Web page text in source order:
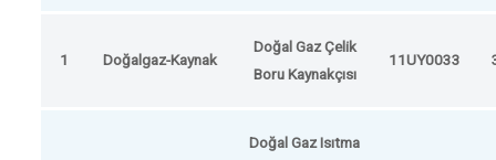
1 Doğalgaz-Kaynak
Doğal Gaz Çelik
Boru Kaynakçısı
11UY0033
Doğal Gaz Isıtma